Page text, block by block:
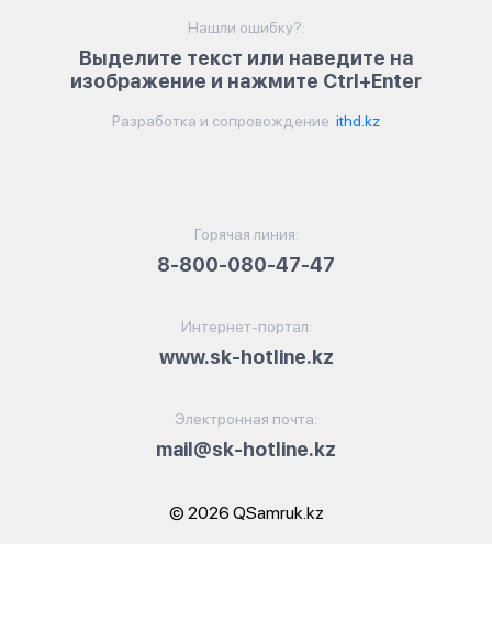
Нашли ошибку?:
Выделите текст или наведите на
изображение и нажмите Ctrl+Enter
Разработка и сопровождение ithd.kz
Горячая линия:
8-800-080-47-47
Интернет-портал:
www.sk-hotline.kz
Электронная почта:
mail@sk-hotline.kz
© 2026 QSamruk.kz